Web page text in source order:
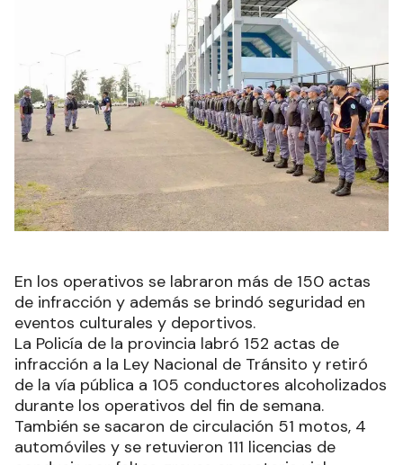
En los operativos se labraron más de 150 actas
de infracción y además se brindó seguridad en
eventos culturales y deportivos.
La Policía de la provincia labró 152 actas de
infracción a la Ley Nacional de Tránsito y retiró
de la vía pública a 105 conductores alcoholizados
durante los operativos del fin de semana.
También se sacaron de circulación 51 motos, 4
automóviles y se retuvieron 111 licencias de